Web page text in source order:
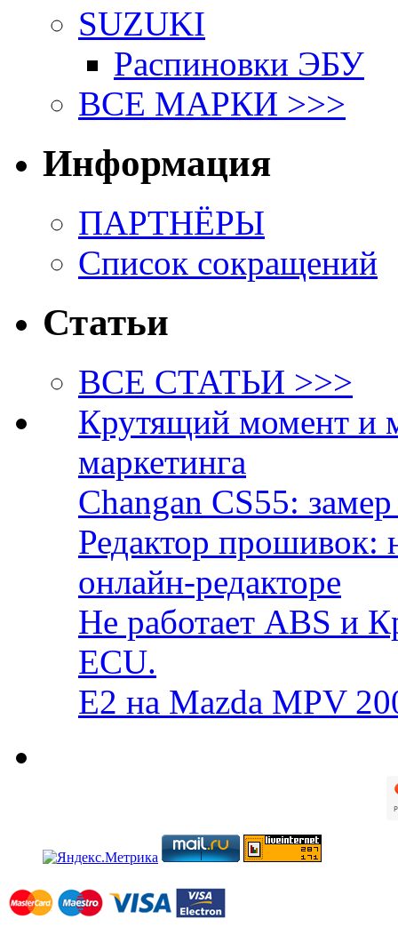
SUZUKI
Распиновки ЭБУ
ВСЕ МАРКИ >>>
Информация
ПАРТНЁРЫ
Список сокращений
Статьи
ВСЕ СТАТЬИ >>>
Крутящий момент и
маркетинга
Changan CS55:
Редактор прошивок:
онлайн-редакторе
Не работает ABS и
ECU.
E2 на Mazda MPV